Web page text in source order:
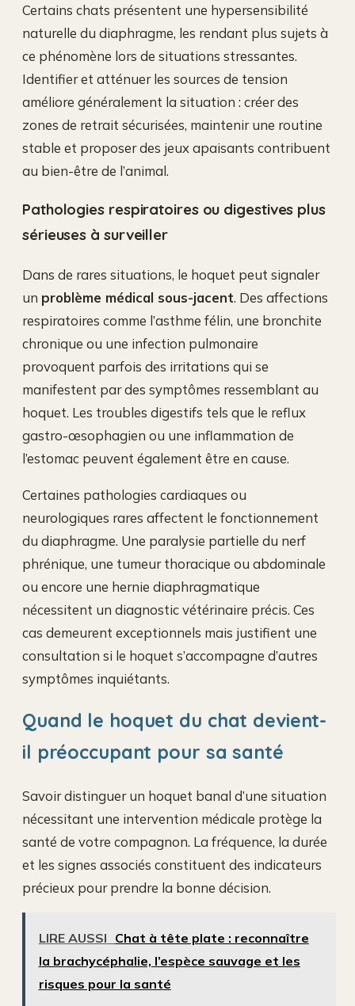
Certains chats présentent une hypersensibilité
naturelle du diaphragme, les rendant plus sujets à
ce phénomène lors de situations stressantes.
Identifier et atténuer les sources de tension
améliore généralement la situation : créer des
zones de retrait sécurisées, maintenir une routine
stable et proposer des jeux apaisants contribuent
au bien-être de l’animal.
Pathologies respiratoires ou digestives plus
sérieuses à surveiller
Dans de rares situations, le hoquet peut signaler
un problème médical sous-jacent. Des affections
respiratoires comme l’asthme félin, une bronchite
chronique ou une infection pulmonaire
provoquent parfois des irritations qui se
manifestent par des symptômes ressemblant au
hoquet. Les troubles digestifs tels que le reflux
gastro-œsophagien ou une inflammation de
l’estomac peuvent également être en cause.
Certaines pathologies cardiaques ou
neurologiques rares affectent le fonctionnement
du diaphragme. Une paralysie partielle du nerf
phrénique, une tumeur thoracique ou abdominale
ou encore une hernie diaphragmatique
nécessitent un diagnostic vétérinaire précis. Ces
cas demeurent exceptionnels mais justifient une
consultation si le hoquet s’accompagne d’autres
symptômes inquiétants.
Quand le hoquet du chat devient-
il préoccupant pour sa santé
Savoir distinguer un hoquet banal d’une situation
nécessitant une intervention médicale protège la
santé de votre compagnon. La fréquence, la durée
et les signes associés constituent des indicateurs
précieux pour prendre la bonne décision.
LIRE AUSSI Chat à tête plate : reconnaître
la brachycéphalie, l’espèce sauvage et les
risques pour la santé